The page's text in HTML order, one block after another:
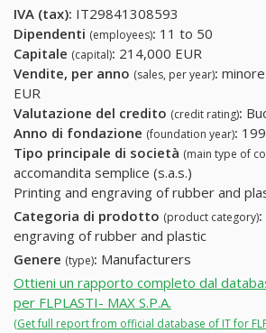
IVA (tax): IT29841308593
Dipendenti (employees): 11 to 50
Capitale (capital): 214,000 EUR
Vendite, per anno (sales, per year):
EUR
Valutazione del credito (credit rating):
Anno di fondazione (foundation year):
Tipo principale di società (main type of
accomandita semplice (s.a.s.)
Printing and engraving of rubber and
Categoria di prodotto (product category):
engraving of rubber and plastic
Genere (type): Manufacturers
Ottieni un rapporto completo dal
per FLPLASTI- MAX S.P.A.
(Get full report from official database of IT for